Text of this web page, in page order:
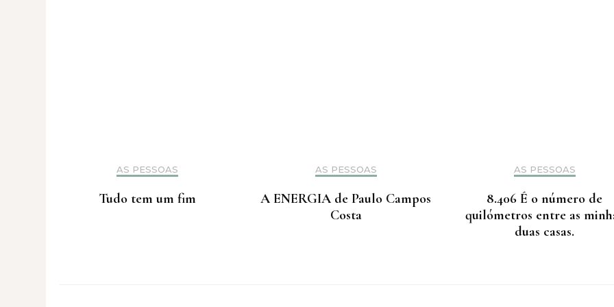
AS PESSOAS
Tudo tem um fim
AS PESSOAS
A ENERGIA de Paulo Campos
Costa
AS PESSOAS
8.406 É o número de
quilómetros entre as
duas casas.